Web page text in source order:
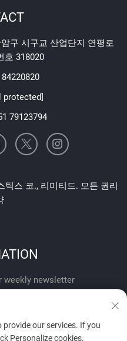
구 시구교 산업단지 연평로
호 318020
protected]
79123794
스 코., 리미티드. 모든 권리
weekly newsletter
provide our services. If you
Personalize cookies.